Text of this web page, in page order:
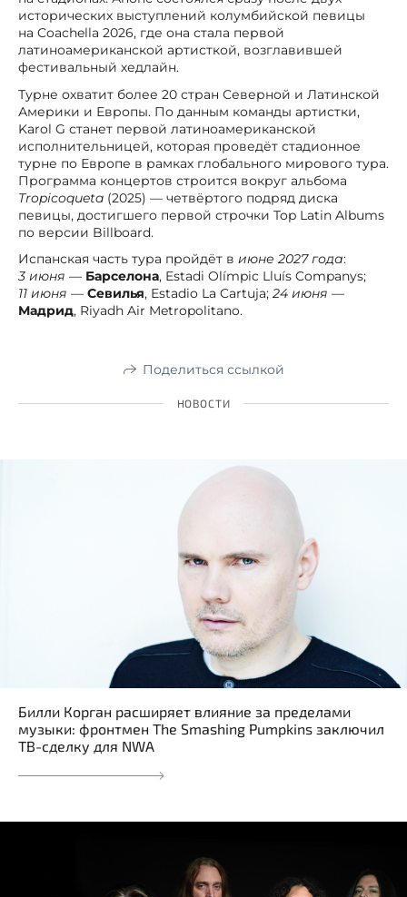
исторических выступлений колумбийской певицы
на Coachella 2026, где она стала первой
латиноамериканской артисткой, возглавившей
фестивальный хедлайн.
Турне охватит более 20 стран Северной и Латинской
Америки и Европы. По данным команды артистки,
Karol G станет первой латиноамериканской
исполнительницей, которая проведёт стадионное
турне по Европе в рамках глобального мирового тура.
Программа концертов строится вокруг альбома
Tropicoqueta (2025) — четвёртого подряд диска
певицы, достигшего первой строчки Top Latin Albums
по версии Billboard.
Испанская часть тура пройдёт в июне 2027 года:
3 июня — Барселона, Estadi Olímpic Lluís Companys;
11 июня — Севилья, Estadio La Cartuja; 24 июня —
Мадрид, Riyadh Air Metropolitano.
Поделиться ссылкой
НОВОСТИ
Билли Корган расширяет влияние за пределами
музыки: фронтмен The Smashing Pumpkins заключил
ТВ-сделку для NWA